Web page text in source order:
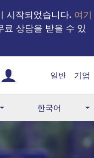
시작되었습니다. 여기
료 상담을 받을 수 있
일반 기업
한국어